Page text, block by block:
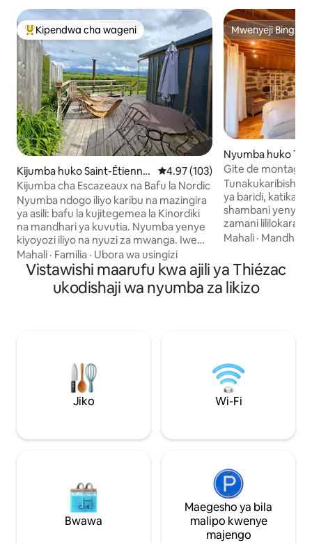
Kipendwa maarufu cha wageni
Kipendwa cha wageni
Kijumba huko Saint-Étienne
-de-Carlat
Ukadiriaji wa wastani wa 4.97
4.97 (103)
Kijumba cha Escazeaux na Bafu la Nordic
Nyumba ndogo iliyo karibu na mazingira
ya asili: bafu la kujitegemea la Kinordiki
na mandhari ya kuvutia. Nyumba yenye
kiyoyozi iliyo na nyuzi za mwanga. Iwe
mko pamoja kama wanandoa au
unasafiri peke yako, njoo Escazeaux na
ufurahie siku nzuri katika nyumba hii
yenye starehe. Mtaro wa kujitegemea
Maduka yako umbali wa dakika 10.
Maeneo ya kupanda milimani yako
umbali wa dakika 10. Mashuka, taulo
Mahali · Familia · Ubora wa usingizi
Mwenyeji Bingwa
Mwenyeji Bingwa
Nyumba huko
Gite de
Tunakukaribisha,
ya baridi, katika
shambani yenye
zamani
safi, chini ya njia
ajili ya likizo
la m² 65, inaweza
5. Ni sehemu
Mahali · Mandhari
Vistawishi maarufu kwa ajili ya Thiézac
ukodishaji wa nyumba za likizo
Jiko Wi-Fi
Bwawa
Maegesho ya bila
malipo kwenye
majengo